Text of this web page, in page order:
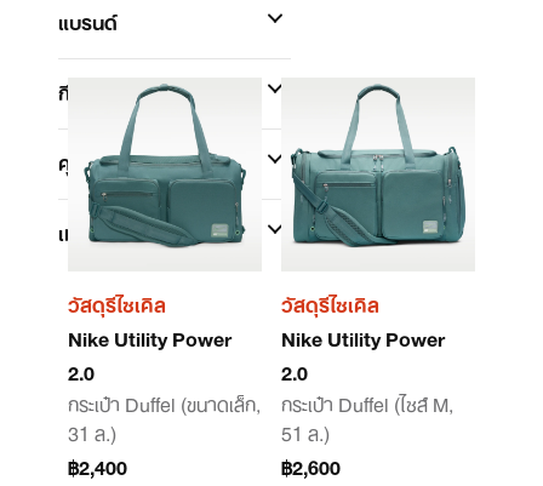
แบรนด์
กีฬา
คุณสมบัติ
เทคโนโลยี
วัสดุรีไซเคิล
Nike Utility Power
2.0
กระเป๋า Duffel (ขนาดเล็ก,
31 ล.)
฿2,400
วัสดุรีไซเคิล
Nike Utility Power
2.0
กระเป๋า Duffel (ไซส์ M,
51 ล.)
฿2,600